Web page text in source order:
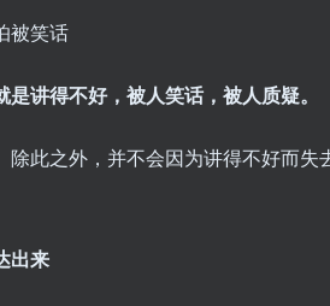
被笑话
讲得不好，被人笑话，被人质疑。
除此之外，并不会因为讲得不好而
出来